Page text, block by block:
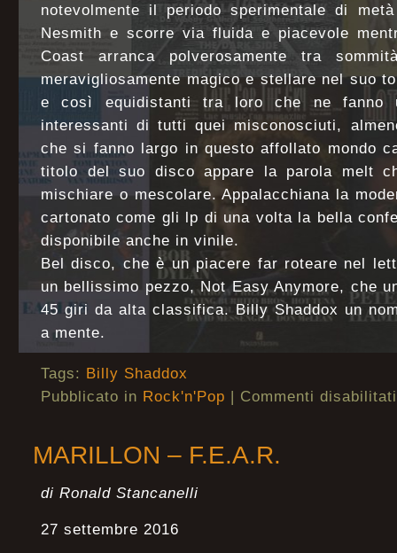
notevolmente il periodo sperimentale di
Nesmith e scorre via fluida e piacevole
Coast arranca polverosamente tra
meravigliosamente magico e stellare nel suo
e così equidistanti tra loro che ne fanno
interessanti di tutti quei misconosciuti,
che si fanno largo in questo affollato mondo
titolo del suo disco appare la parola melt
mischiare o mescolare. Appalacchiana la
cartonato come gli lp di una volta la bella
disponibile anche in vinile.
Bel disco, che è un piacere far roteare nel
un bellissimo pezzo, Not Easy Anymore, che
45 giri da alta classifica. Billy Shaddox un
a mente.
Tags: Billy Shaddox
Pubblicato in Rock'n'Pop | Commenti disabilitati
MARILLON – F.E.A.R.
di Ronald Stancanelli
27 settembre 2016